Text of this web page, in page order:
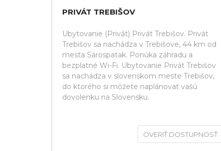
PRIVÁT TREBIŠOV
Ubytovanie (Privát) Privát Trebišov. Privát
Trebišov sa nachádza v Trebišove, 44 km od
mesta Sárospatak. Ponúka záhradu a
bezplatné Wi-Fi. Ubytovanie Privát Trebišov
sa nachádza v slovenskom meste Trebišov,
do ktorého si môžete naplánovať vašú
dovolenku na Slovensku.
OVERIŤ DOSTUPNOSŤ